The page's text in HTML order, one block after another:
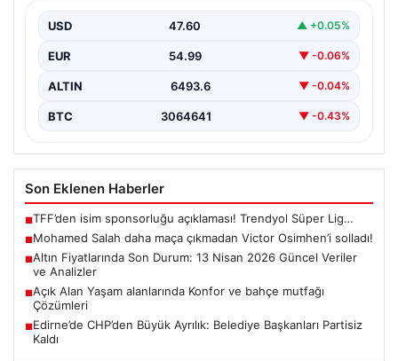
USD 47.60 ▲ +0.05%
EUR 54.99 ▼ -0.06%
ALTIN 6493.6 ▼ -0.04%
BTC 3064641 ▼ -0.43%
Son Eklenen Haberler
■TFF’den isim sponsorluğu açıklaması! Trendyol Süper Lig…
■Mohamed Salah daha maça çıkmadan Victor Osimhen’i solladı!
■Altın Fiyatlarında Son Durum: 13 Nisan 2026 Güncel Veriler
ve Analizler
■Açık Alan Yaşam alanlarında Konfor ve bahçe mutfağı
Çözümleri
■Edirne’de CHP’den Büyük Ayrılık: Belediye Başkanları Partisiz
Kaldı